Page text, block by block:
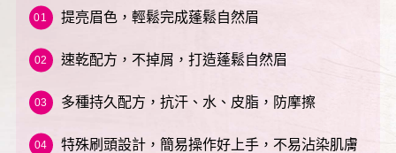
提亮眉色，輕鬆完成蓬鬆自然眉
速乾配方，不掉屑，打造蓬鬆自然眉
多種持久配方，抗汗、水、皮脂，防摩擦
特殊刷頭設計，簡易操作好上手，不易沾染肌膚